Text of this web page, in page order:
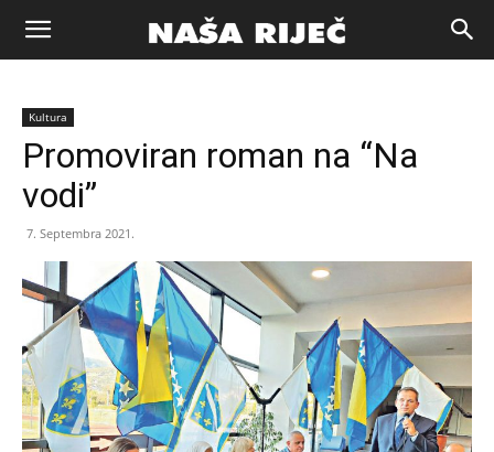
Naša
riječ
Kultura
Promoviran roman na “Na
vodi”
7. Septembra 2021.